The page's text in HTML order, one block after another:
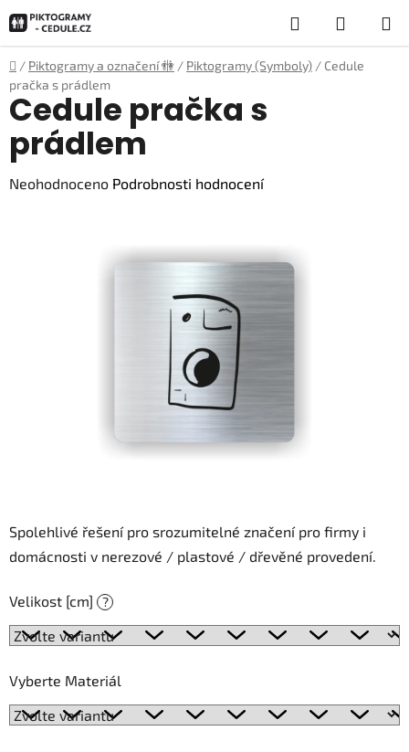
na
obsah
Hledat
KOŠÍK
Domů
/ Piktogramy a označení 🚻 / Piktogramy (Symboly) / Cedule
pračka s prádlem
Spolehlivé řešení pro srozumitelné značení pro firmy i
domácnosti v nerezové / plastové / dřevěné provedení.
Velikost [cm] ?
Vyberte Materiál
Cedule pračka s
prádlem
Průměrné
Neohodnoceno Podrobnosti hodnocení